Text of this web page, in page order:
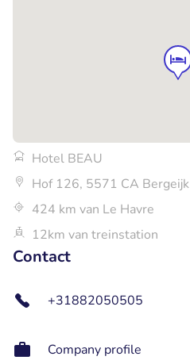
Hotel BEAU
Hof 126, 5571 CA Bergeijk
424 km van Le Havre
12km van treinstation
Contact
+31882050505
Company profile